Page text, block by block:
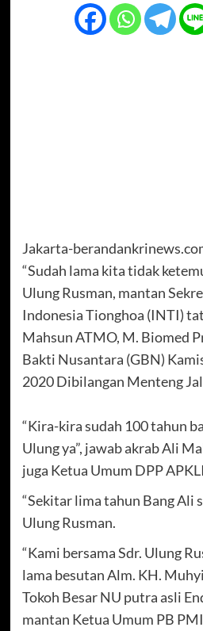
Jakarta-
“Sudah lama kita tidak
Ulung Rusman, mantan
Indonesia Tionghoa (INTI)
Mahsun ATMO, M. Biomed
Bakti Nusantara (GBN)
2020 Dibilangan Menteng
“Kira-kira sudah 100 tahun
Ulung ya”, jawab akrab Ali
juga Ketua Umum DPP
“Sekitar lima tahun Bang Ali
Ulung Rusman.
“Kami bersama Sdr. Ulung
lama besutan Alm. KH.
Tokoh Besar NU putra asli
mantan Ketua Umum PB